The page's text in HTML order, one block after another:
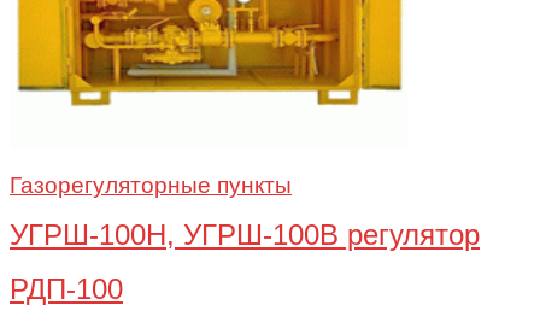
Газорегуляторные пункты
УГРШ-100Н, УГРШ-100В регулятор
РДП-100